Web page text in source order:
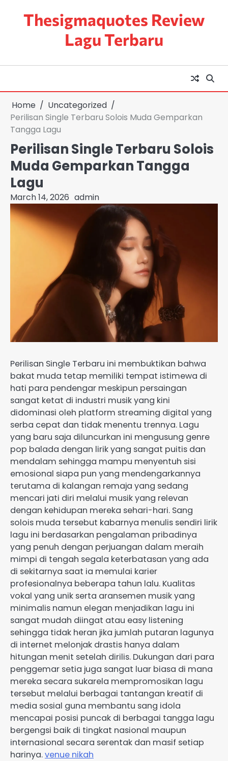
content
Thesigmaquotes Review
Lagu Terbaru
Home
Uncategorized
Perilisan Single Terbaru Solois Muda Gemparkan
Tangga Lagu
Perilisan Single Terbaru Solois
Muda Gemparkan Tangga
Lagu
March 14, 2026 admin
Perilisan Single Terbaru ini membuktikan bahwa
bakat muda tetap memiliki tempat istimewa di
hati para pendengar meskipun persaingan
sangat ketat di industri musik yang kini
didominasi oleh platform streaming digital yang
serba cepat dan tidak menentu trennya. Lagu
yang baru saja diluncurkan ini mengusung genre
pop balada dengan lirik yang sangat puitis dan
mendalam sehingga mampu menyentuh sisi
emosional siapa pun yang mendengarkannya
terutama di kalangan remaja yang sedang
mencari jati diri melalui musik yang relevan
dengan kehidupan mereka sehari-hari. Sang
solois muda tersebut kabarnya menulis sendiri lirik
lagu ini berdasarkan pengalaman pribadinya
yang penuh dengan perjuangan dalam meraih
mimpi di tengah segala keterbatasan yang ada
di sekitarnya saat ia memulai karier
profesionalnya beberapa tahun lalu. Kualitas
vokal yang unik serta aransemen musik yang
minimalis namun elegan menjadikan lagu ini
sangat mudah diingat atau easy listening
sehingga tidak heran jika jumlah putaran lagunya
di internet melonjak drastis hanya dalam
hitungan menit setelah dirilis. Dukungan dari para
penggemar setia juga sangat luar biasa di mana
mereka secara sukarela mempromosikan lagu
tersebut melalui berbagai tantangan kreatif di
media sosial guna membantu sang idola
mencapai posisi puncak di berbagai tangga lagu
bergengsi baik di tingkat nasional maupun
internasional secara serentak dan masif setiap
harinya.venue nikah